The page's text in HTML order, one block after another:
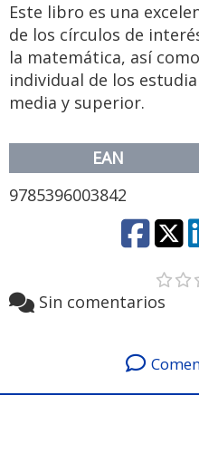
Este libro es una
de los círculos de
la matemática, así
individual de los
media y superior.
EAN
9785396003842
Sin comentarios